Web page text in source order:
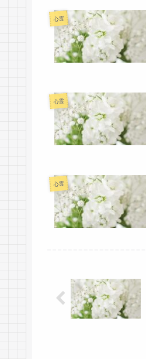
心霊
心霊
心霊